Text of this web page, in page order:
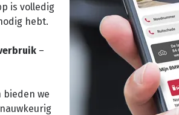
is volledig
hebt.
–
we